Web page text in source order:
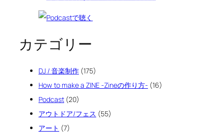
カテゴリー
DJ / 音楽制作 (175)
How to make a ZINE -Zineの作り方- (16)
Podcast (20)
アウトドア/フェス (55)
アート (7)